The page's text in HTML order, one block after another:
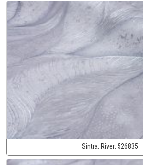
Sintra: River: 526835